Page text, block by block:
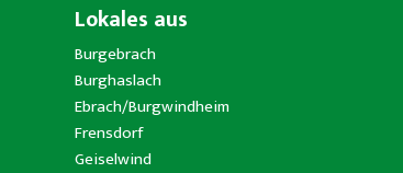
Lokales aus
Burgebrach
Burghaslach
Ebrach/Burgwindheim
Frensdorf
Geiselwind